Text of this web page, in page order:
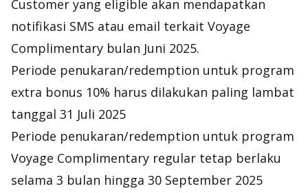
Customer yang eligible akan mendapatkan
notifikasi SMS atau email terkait Voyage
Complimentary bulan Juni 2025.
Periode penukaran/redemption untuk program
extra bonus 10% harus dilakukan paling lambat
tanggal 31 Juli 2025
Periode penukaran/redemption untuk program
Voyage Complimentary regular tetap berlaku
selama 3 bulan hingga 30 September 2025